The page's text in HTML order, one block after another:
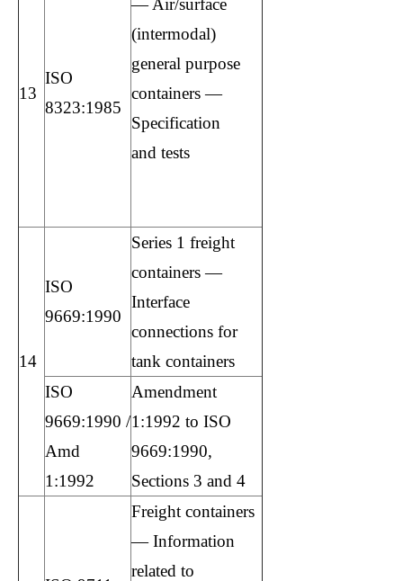
13
ISO
8323:1985
— Air/surface
(intermodal)
general purpose
containers —
Specification
and tests
14
ISO
9669:1990
Series 1 freight
containers —
Interface
connections for
tank containers
ISO
9669:1990 /
Amd
1:1992
Amendment
1:1992 to ISO
9669:1990,
Sections 3 and 4
Freight containers
— Information
related to